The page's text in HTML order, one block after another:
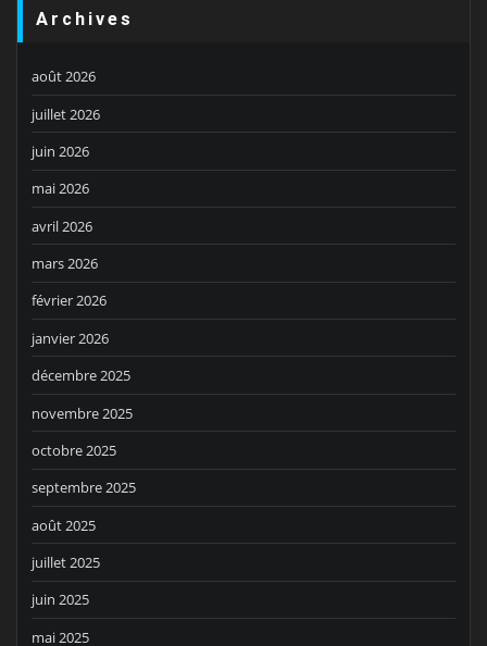
Archives
août 2026
juillet 2026
juin 2026
mai 2026
avril 2026
mars 2026
février 2026
janvier 2026
décembre 2025
novembre 2025
octobre 2025
septembre 2025
août 2025
juillet 2025
juin 2025
mai 2025